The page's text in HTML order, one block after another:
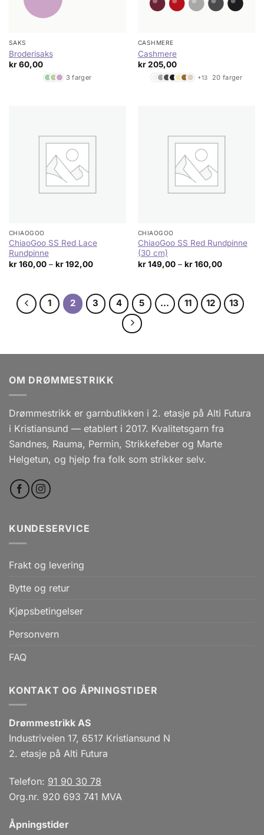
SAKS
Broderisaks
kr60,00
3 farger
CASHMERE
Cashmere
kr205,00
+13 20 farger
CHIAOGOO
ChiaoGoo SS Red Lace
Rundpinne
kr160,00 – kr192,00Prisområde:
CHIAOGOO
ChiaoGoo SS Red Rundpinne
(30 cm)
kr149,00 – kr160,00
1 2 3 4 5 … 11 12 13
OM DRØMMESTRIKK
Drømmestrikk er garnbutikken i 2. etasje på Alti Futura
i Kristiansund — etablert i 2017. Kvalitetsgarn fra
Sandnes, Rauma, Permin, Strikkefeber og Marte
Helgetun, og hjelp fra folk som strikker selv.
KUNDESERVICE
Frakt og levering
Bytte og retur
Kjøpsbetingelser
Personvern
FAQ
KONTAKT OG ÅPNINGSTIDER
Drømmestrikk AS
Industriveien 17, 6517 Kristiansund N
2. etasje på Alti Futura
Telefon: 91 90 30 78
Org.nr. 920 693 741 MVA
Åpningstider